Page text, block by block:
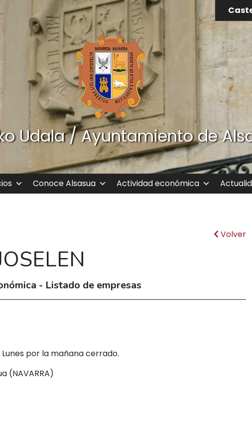
Udala / Ayuntamiento de
Conoce Alsasua Actividad económica
Volver
- Listado de empresas
Lunes por la mañana cerrado.
(NAVARRA)